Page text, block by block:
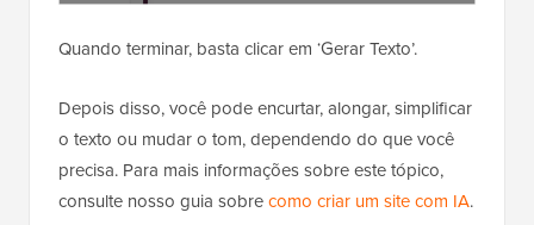
Quando terminar, basta clicar em ‘Gerar Texto’.
Depois disso, você pode encurtar, alongar, simplificar
o texto ou mudar o tom, dependendo do que você
precisa. Para mais informações sobre este tópico,
consulte nosso guia sobrecomo criar um site com IA.